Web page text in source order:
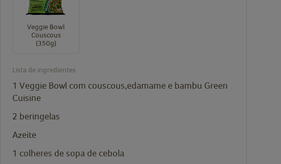
Veggie Bowl
Couscous
(350g)
Lista de ingredientes
1 Veggie Bowl com couscous,edamame e bambu Green
Cuisine
2 beringelas
Azeite
1 colheres de sopa de cebola